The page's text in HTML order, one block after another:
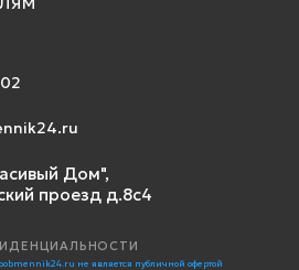
Дом",
проезд д.8с4
не является публичной офертой